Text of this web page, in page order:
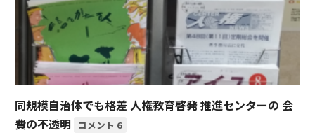
同規模自治体でも格差 人権教育啓発 推進センターの 会
費の不透明
6